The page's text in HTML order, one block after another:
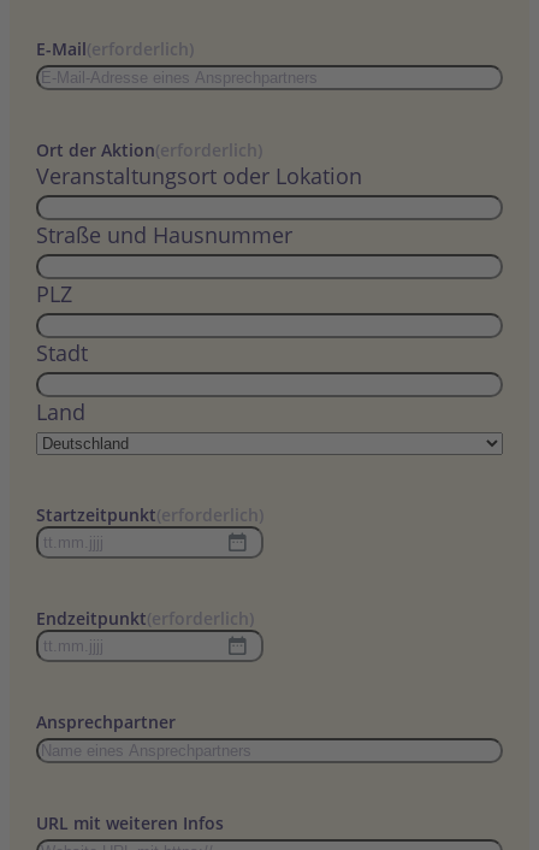
E-Mail(erforderlich)
Ort der Aktion(erforderlich)
Veranstaltungsort oder Lokation
Straße und Hausnummer
PLZ
Stadt
Land
Startzeitpunkt(erforderlich)
TT
MM
Punkt
JJJJ
Endzeitpunkt(erforderlich)
TT
MM
Punkt
Ansprechpartner
URL mit weiteren Infos